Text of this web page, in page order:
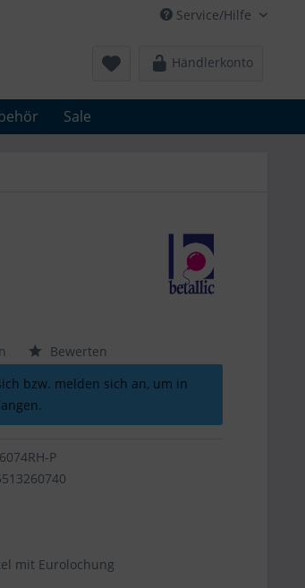
Service/Hilfe
Händlerkonto
Sale
Bewerten
bzw. melden sich an, um in
P
mit Eurolochung